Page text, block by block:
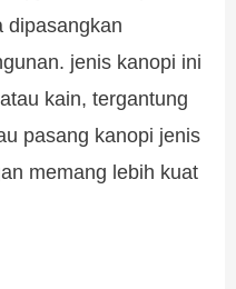
dipasangkan
jenis kanopi ini
kain, tergantung
pasang kanopi jenis
memang lebih kuat